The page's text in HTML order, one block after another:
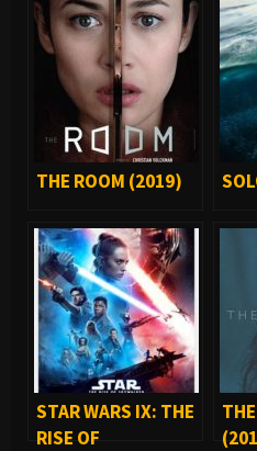
THE ROOM (2019)
STAR WARS IX: THE
RISE OF